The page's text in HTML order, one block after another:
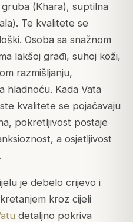
(Khara), suptilna
). Te kvalitete se
Osoba sa snažnom
lakšoj građi, suhoj koži,
razmišljanju,
hladnoću. Kada Vata
kvalitete se pojačavaju
pokretljivost postaje
a osjetljivost
je debelo crijevo i
kroz cijeli
detaljno pokriva